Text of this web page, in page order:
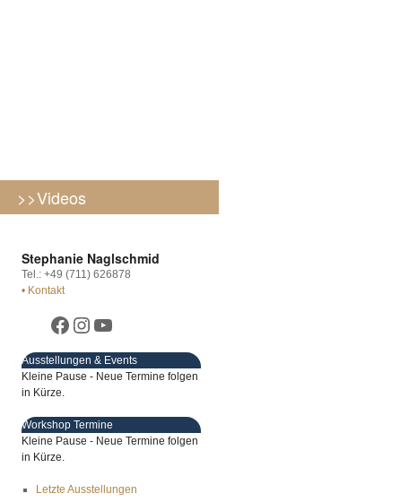
>>Videos
Stephanie Naglschmid
Tel.: +49 (711) 626878
• Kontakt
Ausstellungen & Events
Kleine Pause - Neue Termine folgen
in Kürze.
Workshop Termine
Kleine Pause - Neue Termine folgen
in Kürze.
Letzte Ausstellungen